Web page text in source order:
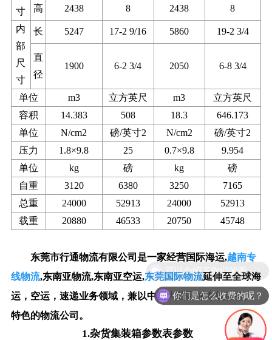
寸
高 2438 8 2438
8
内
部
尺
寸
长 5247 17-2 9/16 5860 19-2 3/4
直
径
1900 6-2 3/4 2050 6-8 3/4
单位 m3 立方英尺 m3
立方英尺
容积
14.383 508 18.3
646.173
单位
N/cm2 磅/英寸2 N/cm2
磅/英寸2
压力
1.8×9.8 25 0.7×9.8
9.954
单位
kg 磅 kg
磅
自重
3120 6380 3250
7165
总重
24000 52913 24000
52913
载重
20880 46533 20750 45748
东莞市行通物流有限公司 是一家经营国际海运,越南专
线物流,东南亚物流,东南亚空运,东莞国际物流延伸至全球海
运，空运，速递业务领域，兼以中国大陆区域专线服务为
特色的物流公司。
1.杂货集装箱参数表参数
你们是怎么收费的呢？